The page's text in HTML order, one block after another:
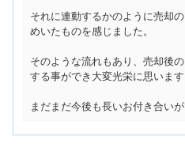
それに連動するかのように売却
めいたものを感じました。
そのような流れもあり、売却後
する事ができ大変光栄に思います
まだまだ今後も長いお付き合いが